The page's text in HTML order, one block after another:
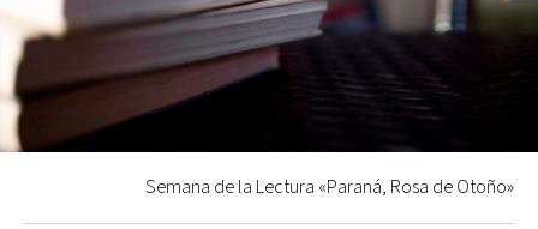
Semana de la Lectura «Paraná, Rosa de Otoño»